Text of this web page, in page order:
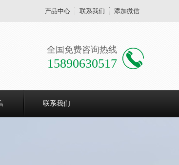
产品中心 联系我们 添加微信
全国免费咨询热线
15890630517
联系我们